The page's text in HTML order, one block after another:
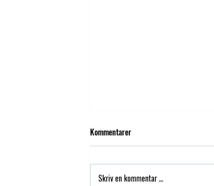
Kommentarer
Skriv en kommentar …